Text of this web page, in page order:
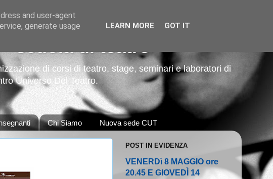
scuola di teatro
di corsi di teatro, stage, seminari e laboratori di
Universo Del Teatro.
Chi Siamo Nuova sede CUT
POST IN EVIDENZA
VENERDì 8 MAGGIO ore
20.45 E GIOVEDÌ 14
and user-agent
generate usage
LEARN MORE GOT IT